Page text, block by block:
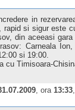
in
rapid si sigur este
din aceeasi
Carneala
si 19:00.
cu Timisoara-
, ora 13:33